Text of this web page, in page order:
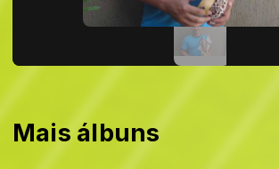
Mais álbuns